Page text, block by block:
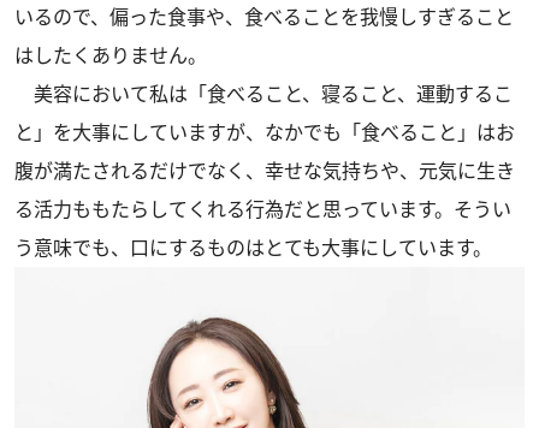
いるので、偏った食事や、食べることを我慢しすぎること
はしたくありません。
美容において私は「食べること、寝ること、運動するこ
と」を大事にしていますが、なかでも「食べること」はお
腹が満たされるだけでなく、幸せな気持ちや、元気に生き
る活力ももたらしてくれる行為だと思っています。そうい
う意味でも、口にするものはとても大事にしています。